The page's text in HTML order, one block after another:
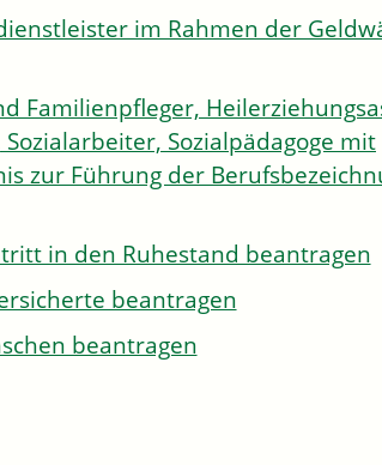
im Rahmen der
Familienpfleger,
Sozialpädagoge mit
zur Führung der
in den Ruhestand beantragen
beantragen
beantragen